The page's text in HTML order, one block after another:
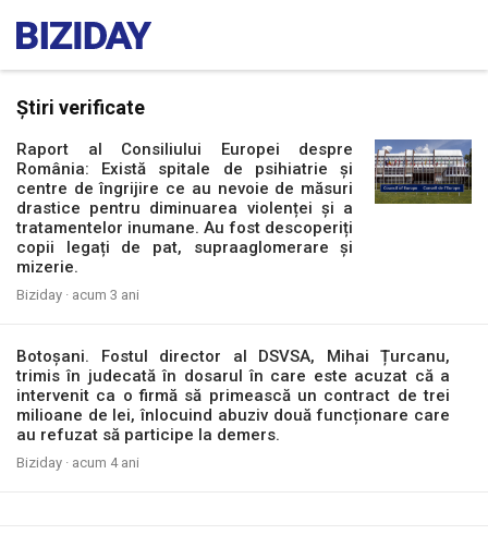
Știri verificate
Raport al Consiliului Europei despre
România: Există spitale de psihiatrie și
centre de îngrijire ce au nevoie de măsuri
drastice pentru diminuarea violenței și a
tratamentelor inumane. Au fost descoperiți
copii legați de pat, supraaglomerare și
mizerie.
Biziday · acum 3 ani
Botoșani. Fostul director al DSVSA, Mihai Țurcanu,
trimis în judecată în dosarul în care este acuzat că a
intervenit ca o firmă să primească un contract de trei
milioane de lei, înlocuind abuziv două funcționare care
au refuzat să participe la demers.
Biziday · acum 4 ani